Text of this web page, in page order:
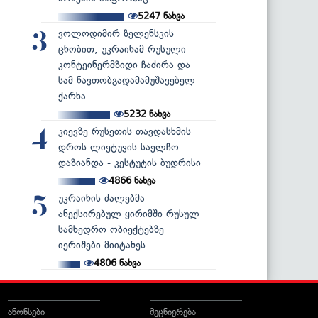
5247 ნახვა
3
ვოლოდიმირ ზელენსკის
ცნობით, უკრაინამ რუსული
კონტეინერმზიდი ჩაძირა და
სამ ნავთობგადამამუშავებელ
ქარხა...
5232ნახვა
4
კიევზე რუსეთის თავდასხმის
დროს ლიეტუვის საელჩო
დაზიანდა - კესტუტის ბუდრისი
4866ნახვა
5
უკრაინის ძალებმა
ანექსირებულ ყირიმში რუსულ
სამხედრო ობიექტებზე
იერიშები მიიტანეს...
4806ნახვა
ანონსები მეცნიერება